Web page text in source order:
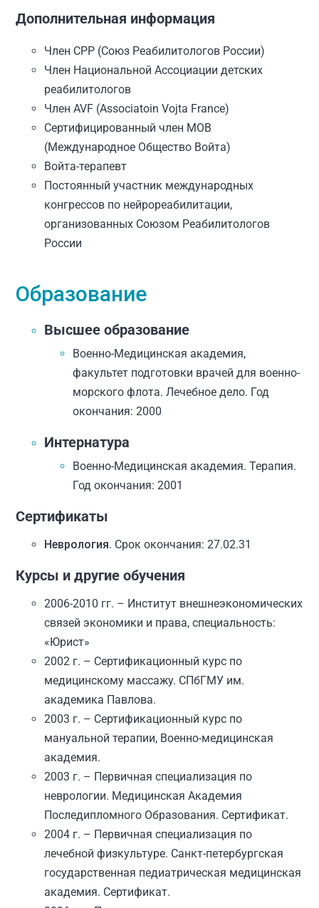
Дополнительная информация
Член СРР (Союз Реабилитологов России)
Член Национальной Ассоциации детских
реабилитологов
Член AVF (Associatoin Vojta France)
Сертифицированный член МОВ
(Международное Общество Войта)
Войта-терапевт
Постоянный участник международных
конгрессов по нейрореабилитации,
организованных Союзом Реабилитологов
России
Образование
Высшее образование
Военно-Медицинская академия,
факультет подготовки врачей для военно-
морского флота. Лечебное дело. Год
окончания: 2000
Интернатура
Военно-Медицинская академия. Терапия.
Год окончания: 2001
Сертификаты
Неврология. Срок окончания: 27.02.31
Курсы и другие обучения
2006-2010 гг. – Институт внешнеэкономических
связей экономики и права, специальность:
«Юрист»
2002 г. – Сертификационный курс по
медицинскому массажу. СПбГМУ им.
академика Павлова.
2003 г. – Сертификационный курс по
мануальной терапии, Военно-медицинская
академия.
2003 г. – Первичная специализация по
неврологии. Медицинская Академия
Последипломного Образования. Сертификат.
2004 г. – Первичная специализация по
лечебной физкультуре. Санкт-петербургская
государственная педиатрическая медицинская
академия. Сертификат.